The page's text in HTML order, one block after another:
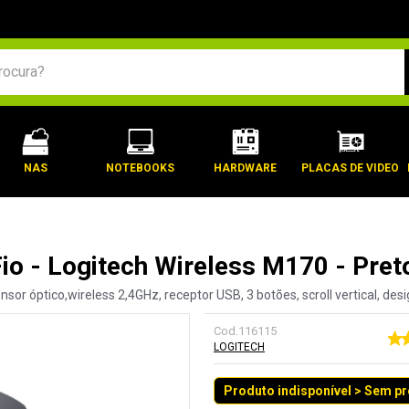
NAS NOTEBOOKS HARDWARE PLACAS DE VIDEO
- Logitech Wireless M170 -
óptico,wireless 2,4GHz, receptor USB, 3 botões, scroll vertical,
Cod.116115
LOGITECH
Produto indisponível > Sem